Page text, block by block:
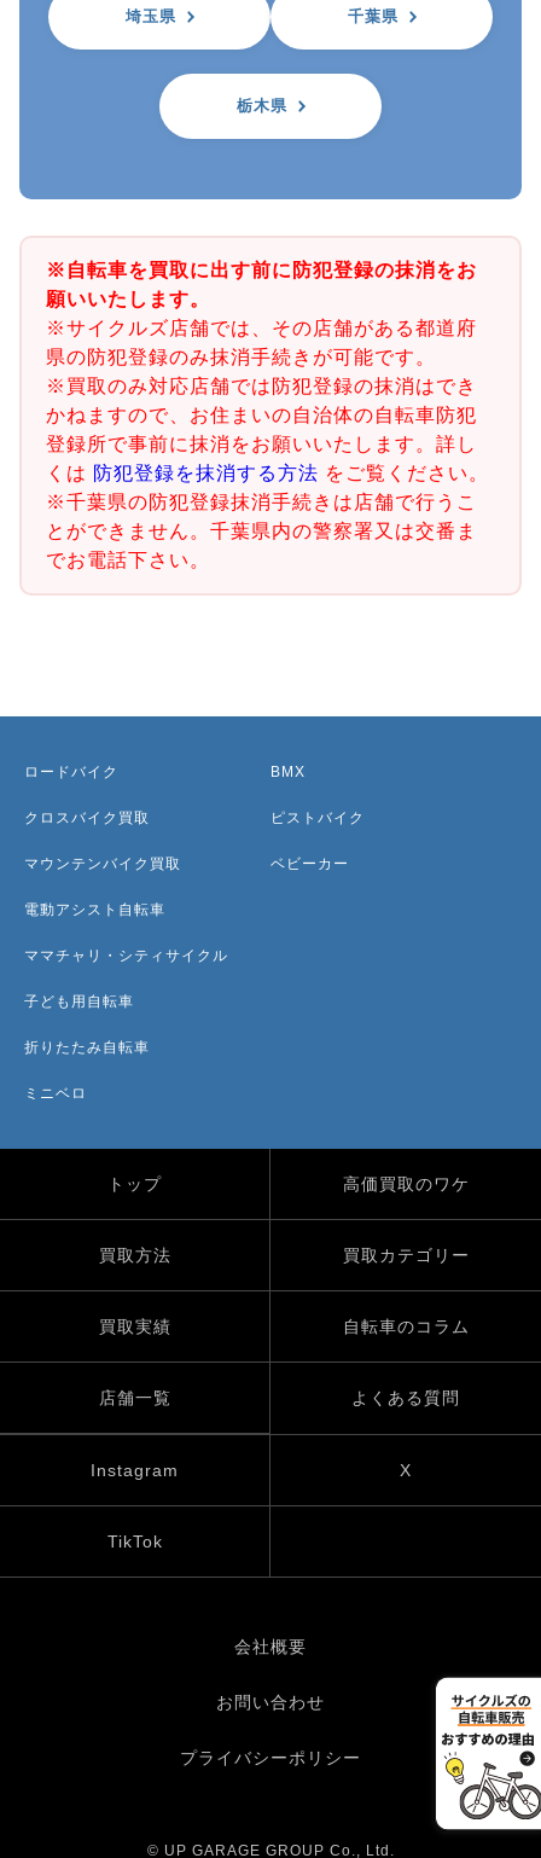
埼玉県 千葉県
栃木県
※自転車を買取に出す前に防犯登録の抹消をお
願いいたします。
※サイクルズ店舗では、その店舗がある都道府
県の防犯登録のみ抹消手続きが可能です。
※買取のみ対応店舗では防犯登録の抹消はでき
かねますので、お住まいの自治体の自転車防犯
登録所で事前に抹消をお願いいたします。詳し
くは 防犯登録を抹消する方法 をご覧ください。
※千葉県の防犯登録抹消手続きは店舗で行うこ
とができません。千葉県内の警察署又は交番ま
でお電話下さい。
ロードバイク
クロスバイク買取
マウンテンバイク買取
電動アシスト自転車
ママチャリ・シティサイクル
子ども用自転車
折りたたみ自転車
ミニベロ
BMX
ピストバイク
ベビーカー
トップ 高価買取のワケ
買取方法 買取カテゴリー
買取実績 自転車のコラム
店舗一覧 よくある質問
Instagram X
TikTok
会社概要
お問い合わせ
プライバシーポリシー
© UP GARAGE GROUP Co., Ltd.